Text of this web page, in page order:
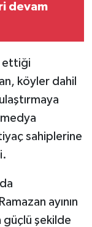
devam
ettiği
köyler dahil
medya
sahiplerine
ayının
güçlü şekilde